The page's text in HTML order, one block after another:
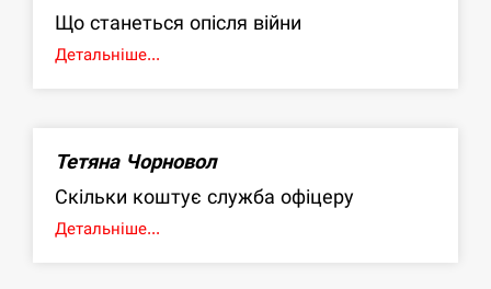
Що станеться опісля війни
Детальніше...
Тетяна Чорновол
Скільки коштує служба офіцеру
Детальніше...